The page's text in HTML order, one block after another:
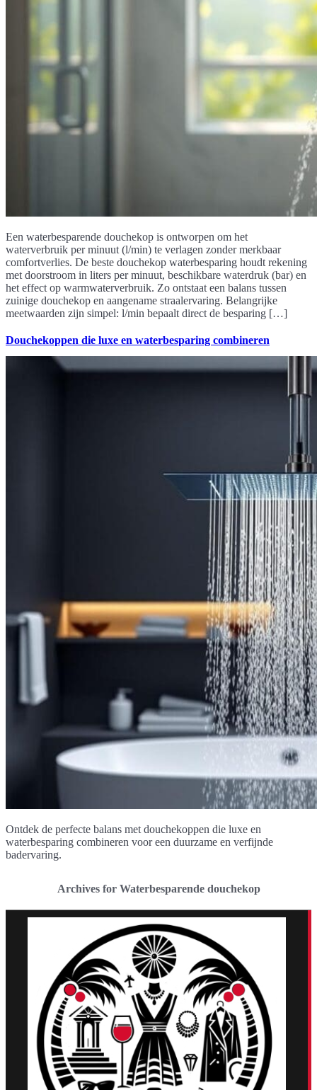
Een waterbesparende douchekop is ontworpen om het
waterverbruik per minuut (l/min) te verlagen zonder merkbaar
comfortverlies. De beste douchekop waterbesparing houdt rekening
met doorstroom in liters per minuut, beschikbare waterdruk (bar) en
het effect op warmwaterverbruik. Zo ontstaat een balans tussen
zuinige douchekop en aangename straalervaring. Belangrijke
meetwaarden zijn simpel: l/min bepaalt direct de besparing […]
Douchekoppen die luxe en waterbesparing combineren
Ontdek de perfecte balans met douchekoppen die luxe en
waterbesparing combineren voor een duurzame en verfijnde
badervaring.
Archives for Waterbesparende douchekop